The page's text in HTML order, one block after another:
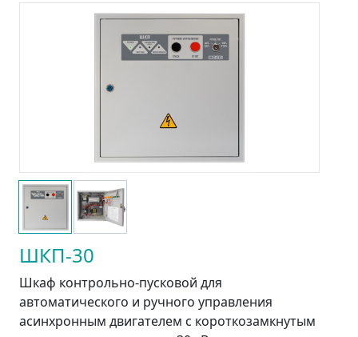
ШКП-30
Шкаф контрольно-пусковой для
автоматического и ручного управления
асинхронным двигателем с короткозамкнутым